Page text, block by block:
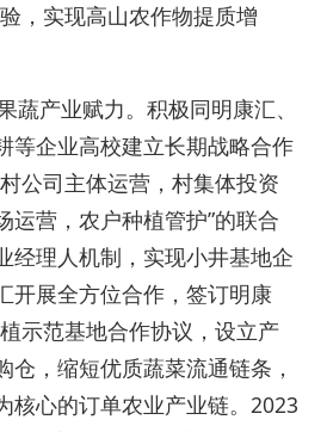
，实现高山农作物提质增
蔬产业赋力。积极同明康汇、
等企业高校建立长期战略合作
公司主体运营，村集体投资
运营，农户种植管护”的联合
经理人机制，实现小井基地企
开展全方位合作，签订明康
示范基地合作协议，设立产
仓，缩短优质蔬菜流通链条，
核心的订单农业产业链。2023